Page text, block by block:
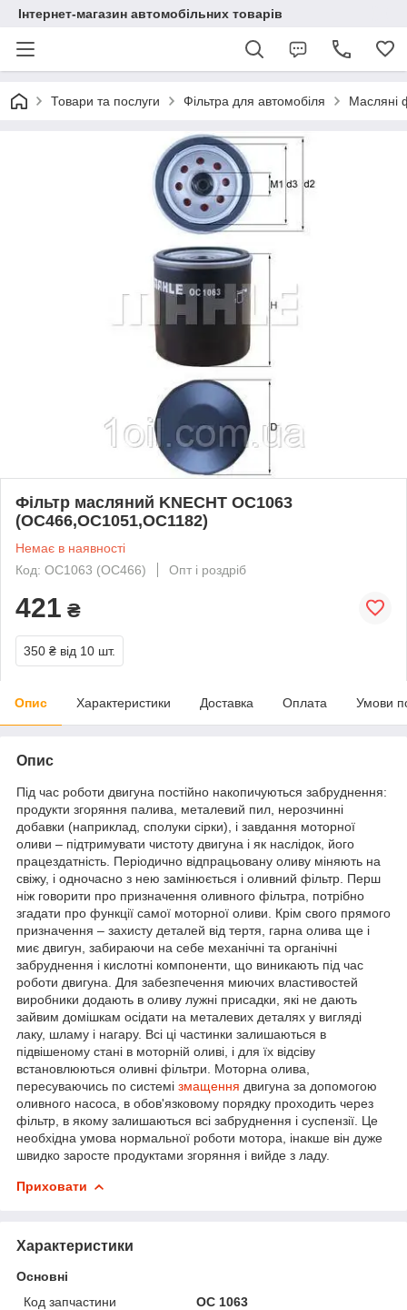
Інтернет-магазин автомобільних товарів
Товари та послуги Фільтра для автомобіля Масляні
Фільтр масляний KNECHT OC1063
(OC466,OC1051,OC1182)
Немає в наявності
Код: OC1063 (OC466)
Опт і роздріб
421 ₴
350 ₴ від 10 шт.
Опис Характеристики Доставка Оплата Умови
Опис
Під час роботи двигуна постійно накопичуються забруднення:
продукти згоряння палива, металевий пил, нерозчинні
добавки (наприклад, сполуки сірки), і завдання моторної
оливи – підтримувати чистоту двигуна і як наслідок, його
працездатність. Періодично відпрацьовану оливу міняють на
свіжу, і одночасно з нею замінюється і оливний фільтр. Перш
ніж говорити про призначення оливного фільтра, потрібно
згадати про функції самої моторної оливи. Крім свого прямого
призначення – захисту деталей від тертя, гарна олива ще і
миє двигун, забираючи на себе механічні та органічні
забруднення і кислотні компоненти, що виникають під час
роботи двигуна. Для забезпечення миючих властивостей
виробники додають в оливу лужні присадки, які не дають
зайвим домішкам осідати на металевих деталях у вигляді
лаку, шламу і нагару. Всі ці частинки залишаються в
підвішеному стані в моторній оливі, і для їх відсіву
встановлюються оливні фільтри. Моторна олива,
пересуваючись по системі змащення двигуна за допомогою
оливного насоса, в обов'язковому порядку проходить через
фільтр, в якому залишаються всі забруднення і суспензії. Це
необхідна умова нормальної роботи мотора, інакше він дуже
швидко заросте продуктами згоряння і вийде з ладу.
Приховати
Характеристики
Основні
Код запчастини
OC 1063